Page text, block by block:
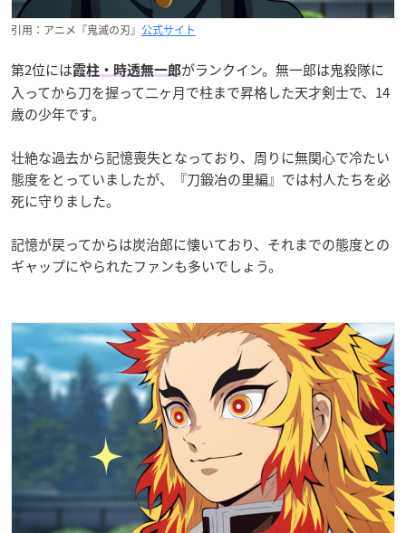
引用：アニメ『鬼滅の刃』 公式サイト
第2位には霞柱・時透無一郎がランクイン。無一郎は鬼殺隊に
入ってから刀を握って二ヶ月で柱まで昇格した天才剣士で、14
歳の少年です。
壮絶な過去から記憶喪失となっており、周りに無関心で冷たい
態度をとっていましたが、『刀鍛冶の里編』では村人たちを必
死に守りました。
記憶が戻ってからは炭治郎に懐いており、それまでの態度との
ギャップにやられたファンも多いでしょう。